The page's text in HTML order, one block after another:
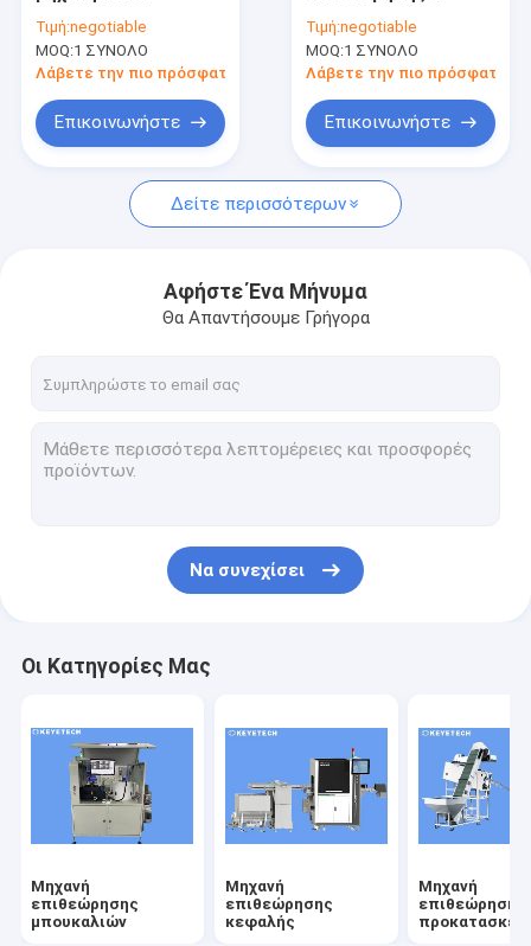
Ζητήστε ένα απόσπασμα
Μηχανή επιθεώρησης μπουκαλιών
Μηχανή επιθεώρησης προκατασκευής
Μηχανή επιθεώρησης IML
Σκληρές πλαστικές λύσεις όρασης
εξοπλισμό οπτικής
επιθεώρησης για 130
ml ~ 155 ml μπουκάλι
Τιμή:negotiable
MOQ:1 ΣΥΝΟΛΟ
Λάβετε την πιο πρόσφατη τιμή
Επικοινωνήστε
τεχνητή νοημοσύνη
Ελέγχος ποιότητας
παραγωγής για
Τιμή:negotiable
MOQ:1 ΣΥΝΟΛΟ
Λάβετε την πιο πρόσφατη
Επικοινωνήστε
Δείτε περισσότερων
Αφήστε Ένα Μήνυμα
Θα Απαντήσουμε Γρήγορα
Να συνεχίσει
Οι Κατηγορίες Μας
Μηχανή
επιθεώρησης
μπουκαλιών
Μηχανή
επιθεώρησης
κεφαλής
Μηχανή
επιθεώρησης